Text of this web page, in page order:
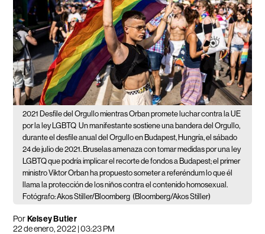
2021 Desfile del Orgullo mientras Orban promete luchar contra la UE
por la ley LGBTQ Un manifestante sostiene una bandera del Orgullo,
durante el desfile anual del Orgullo en Budapest, Hungría, el sábado
24 de julio de 2021. Bruselas amenaza con tomar medidas por una ley
LGBTQ que podría implicar el recorte de fondos a Budapest; el primer
ministro Viktor Orban ha propuesto someter a referéndum lo que él
llama la protección de los niños contra el contenido homosexual.
Fotógrafo: Akos Stiller/Bloomberg (Bloomberg/Akos Stiller)
PorKelsey Butler
22 de enero, 2022 | 03:23 PM